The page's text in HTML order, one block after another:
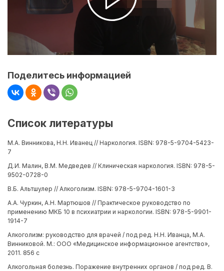
Поделитесь информацией
Список литературы
М.А. Винникова, Н.Н. Иванец // Наркология. ISBN: 978-5-9704-5423-
7
Д.И. Малин, В.М. Медведев // Клиническая наркология. ISBN: 978-5-
9502-0728-0
В.Б. Альтшулер // Алкоголизм. ISBN: 978-5-9704-1601-3
А.А. Чуркин, А.Н. Мартюшов // Практическое руководство по
применению МКБ 10 в психиатрии и наркологии. ISBN: 978-5-9901-
1914-7
Алкоголизм: руководство для врачей / под ред. Н.Н. Иванца, М.А.
Винниковой. М.: ООО «Медицинское информационное агентство»,
2011. 856 с
Алкогольная болезнь. Поражение внутренних органов / под ред. В.